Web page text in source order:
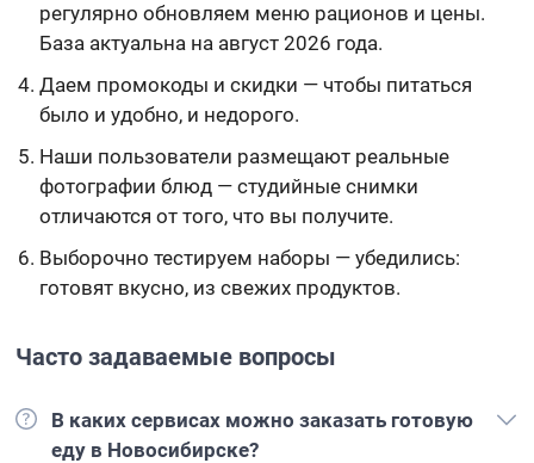
регулярно обновляем меню рационов и цены.
База актуальна на август 2026 года.
Даем промокоды и скидки — чтобы питаться
было и удобно, и недорого.
Наши пользователи размещают реальные
фотографии блюд — студийные снимки
отличаются от того, что вы получите.
Выборочно тестируем наборы — убедились:
готовят вкусно, из свежих продуктов.
Часто задаваемые вопросы
В каких сервисах можно заказать готовую
еду в Новосибирске?